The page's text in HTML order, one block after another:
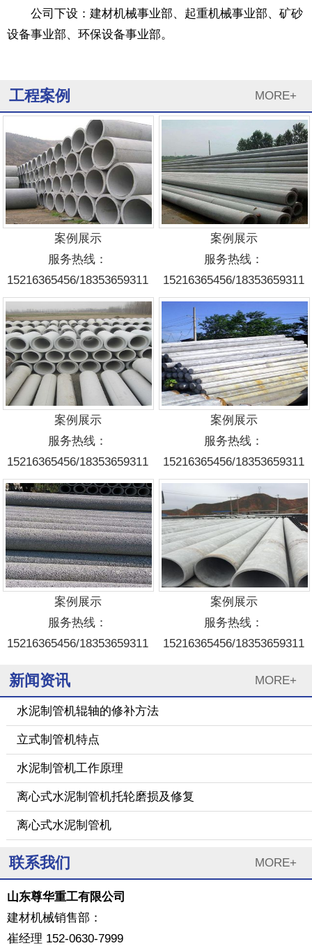
公司下设：建材机械事业部、起重机械事业部、矿砂
设备事业部、环保设备事业部。
工程案例 MORE+
案例展示
服务热线：
15216365456/18353659311
案例展示
服务热线：
15216365456/18353659311
案例展示
服务热线：
15216365456/18353659311
案例展示
服务热线：
15216365456/18353659311
案例展示
服务热线：
15216365456/18353659311
案例展示
服务热线：
15216365456/18353659311
新闻资讯 MORE+
水泥制管机辊轴的修补方法
立式制管机特点
水泥制管机工作原理
离心式水泥制管机托轮磨损及修复
离心式水泥制管机
联系我们 MORE+
山东尊华重工有限公司
建材机械销售部：
崔经理 152-0630-7999